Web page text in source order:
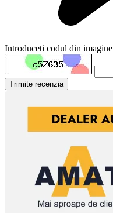
Introduceti codul din imagine
Trimite recenzia